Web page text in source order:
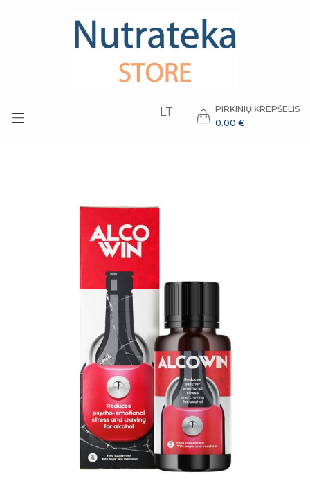
PIRKINIŲ KREPŠELIS
0.00 €
LT